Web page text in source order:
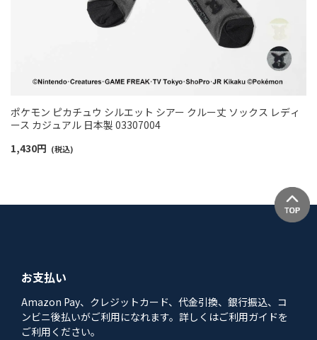
ポケモン ピカチュウ シルエット シアー クルー丈 ソックス レディ
ース カジュアル 日本製 03307004
1,430円 (税込)
お支払い
Amazon Pay、クレジットカード、代金引換、銀行振込、コ
ンビニ後払いがご利用になれます。詳しくはご利用ガイドを
ご利用ください。